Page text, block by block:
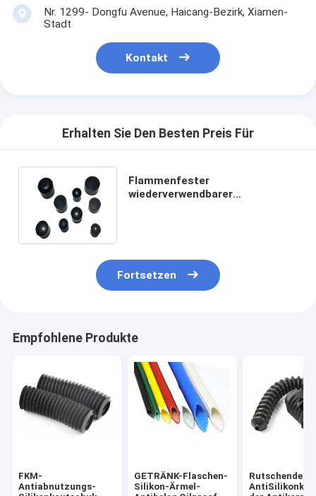
Nr. 1299- Dongfu Avenue, Haicang-Bezirk, Xiamen-
Stadt
Kontakt
Erhalten Sie Den Besten Preis Für
Flammenfester
wiederverwendbarer
Fortsetzen
Empfohlene Produkte
FKM-
Antiabnutzungs-
GETRÄNK-Flaschen-
Silikon-Ärmel-
Rutschender